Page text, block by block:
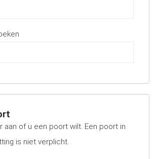
aan of u een poort wilt. Een poort in
is niet verplicht.